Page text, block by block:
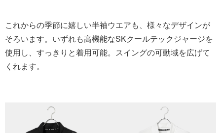
これからの季節に嬉しい半袖ウエアも、様々なデザインが
そろいます。いずれも高機能なSKクールテックジャージを
使用し、すっきりと着用可能。スイングの可動域を広げて
くれます。